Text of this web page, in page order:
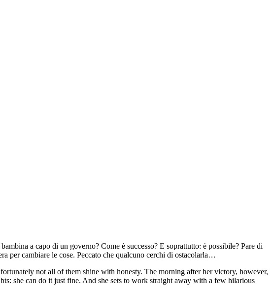
a capo di un governo? Come è successo? E soprattutto: è possibile? Pare di
per cambiare le cose. Peccato che qualcuno cerchi di ostacolarla…
not all of them shine with honesty. The morning after her victory, however,
she can do it just fine. And she sets to work straight away with a few hilarious